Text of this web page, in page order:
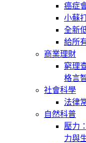
癌症
小蘇
全新
給所
商業理財
窮理
格言
社會科學
法律
自然科普
壓力
力與